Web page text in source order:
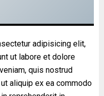
adipisicing elit,
ut labore et dolore
quis nostrud
aliquip ex ea commodo